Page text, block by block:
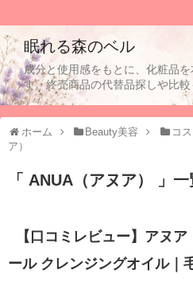
眠れる森のベル
成分と使用感をもとに、化粧品
す。終売商品の代替品探しや比
ホーム Beauty美容 コ
ア）
「 ANUA（アヌア） 」一
【口コミレビュー】アヌ
ール クレンジングオイル｜